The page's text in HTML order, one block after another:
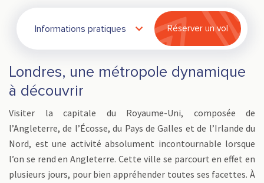
Informations pratiques Réserver un vol
Londres, une métropole dynamique
à découvrir
Visiter la capitale du Royaume-Uni, composée de
l’Angleterre, de l’Écosse, du Pays de Galles et de l’Irlande du
Nord, est une activité absolument incontournable lorsque
l’on se rend en Angleterre. Cette ville se parcourt en effet en
plusieurs jours, pour bien appréhender toutes ses facettes. À